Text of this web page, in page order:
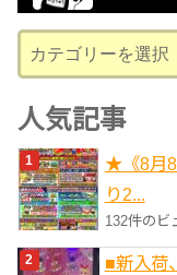
ブ
テ
ゴ
リ
ー
人気記事
★《8月8
り2...
132件のビ
■新入荷